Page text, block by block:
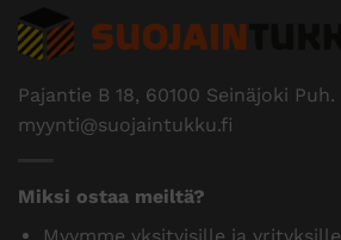
Pajantie B 18, 60100 Seinäjoki Puh.
myynti@suojaintukku.fi
Miksi ostaa meiltä?